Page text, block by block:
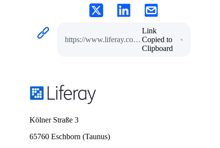
https://www.liferay.com/de/w/alinma-tokio-marine-wie-eine-b2b-versicherung-dank-einer-digitalen-plattform-den-endkundenmarkt-eroberte
Link
Copied to
Clipboard
Kölner Straße 3
65760 Eschborn (Taunus)